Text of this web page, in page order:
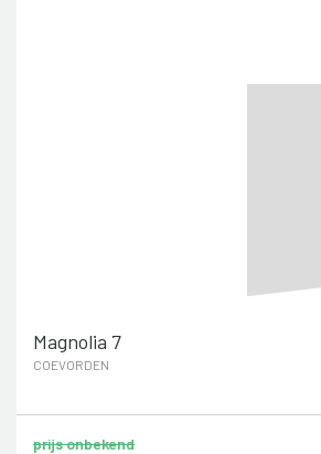
Magnolia 7
COEVORDEN
prijs onbekend